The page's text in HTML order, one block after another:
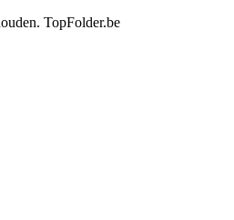
TopFolder.be